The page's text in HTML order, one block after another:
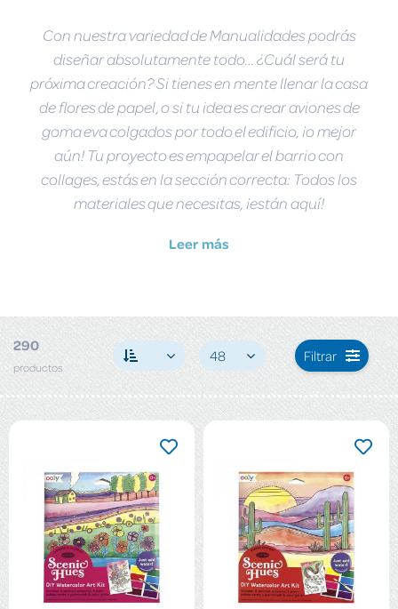
Con nuestra variedad de Manualidades podrás
diseñar absolutamente todo… ¿Cuál será tu
próxima creación? Si tienes en mente llenar la casa
de flores de papel, o si tu idea es crear aviones de
goma eva colgados por todo el edificio, ¡o mejor
aún! Tu proyecto es empapelar el barrio con
collages, estás en la sección correcta: Todos los
materiales que necesitas, ¡están aquí!
Leer más
290
productos
48 Filtrar